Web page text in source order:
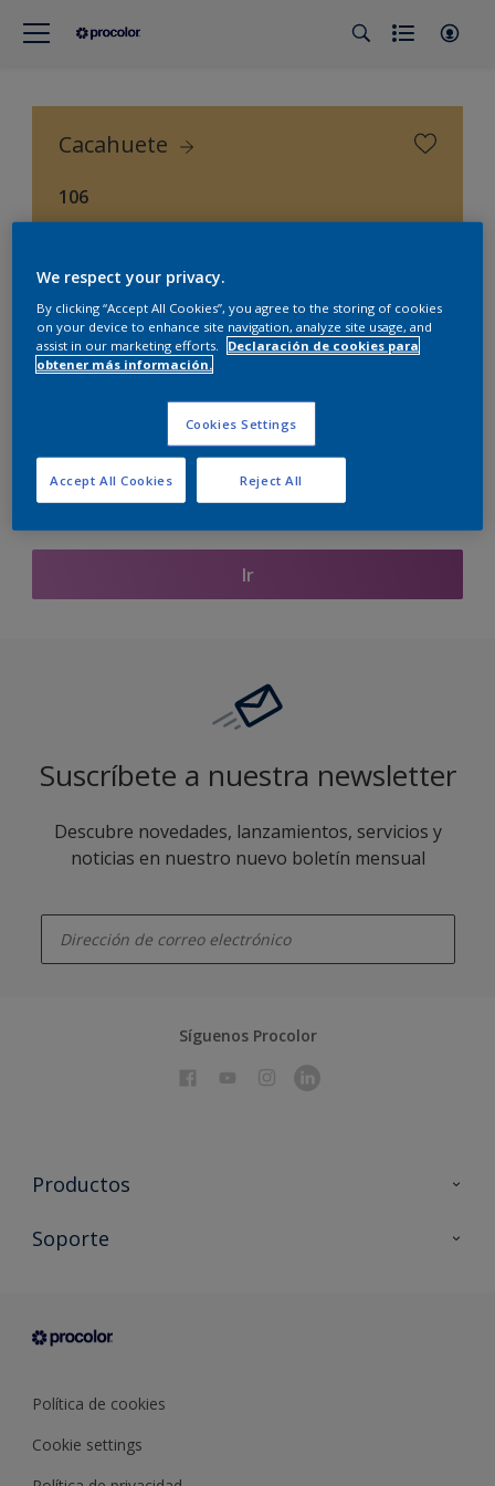
Cacahuete
106
Procolor Selección (Procolor Interior)
Encontrar productos de este color
Ir
Suscríbete a nuestra newsletter
Descubre novedades, lanzamientos, servicios y
noticias en nuestro nuevo boletín mensual
Síguenos Procolor
Productos
Todos los productos
Condiciones generales de venta
Soporte
Sobre Procolor
Política de cookies
Cookie settings
We respect your privacy.
By clicking “Accept All Cookies”, you agree to the storing of cookies
on your device to enhance site navigation, analyze site usage, and
assist in our marketing efforts.
Declaración de cookies para
obtener más información.
Cookies Settings
Reject All
Accept All Cookies